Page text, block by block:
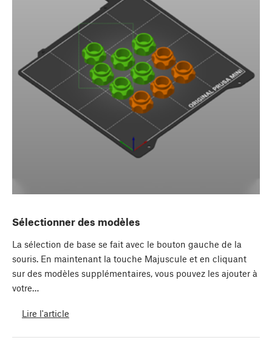
Sélectionner des modèles
La sélection de base se fait avec le bouton gauche de la
souris. En maintenant la touche Majuscule et en cliquant
sur des modèles supplémentaires, vous pouvez les ajouter à
votre…
Lire l'article